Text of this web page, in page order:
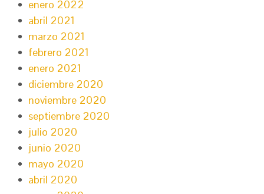
enero 2022
abril 2021
marzo 2021
febrero 2021
enero 2021
diciembre 2020
noviembre 2020
septiembre 2020
julio 2020
junio 2020
mayo 2020
abril 2020